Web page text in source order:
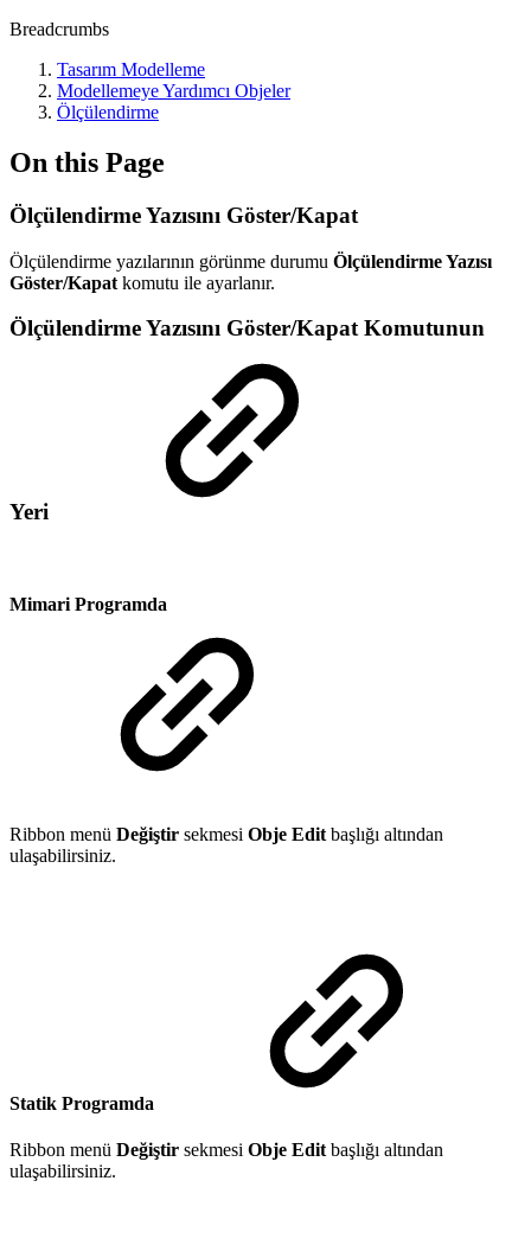
Breadcrumbs
Tasarım Modelleme
Modellemeye Yardımcı Objeler
Ölçülendirme
On this Page
Ölçülendirme Yazısını Göster/Kapat
Ölçülendirme yazılarının görünme durumu Ölçülendirme Yazısı
Göster/Kapat komutu ile ayarlanır.
Ölçülendirme Yazısını Göster/Kapat Komutunun
Yeri
Mimari Programda
Ribbon menü Değiştir sekmesi Obje Edit başlığı altından
ulaşabilirsiniz.
Statik Programda
Ribbon menü Değiştir sekmesi Obje Edit başlığı altından
ulaşabilirsiniz.